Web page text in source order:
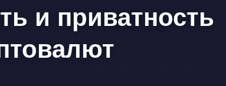
и приватность